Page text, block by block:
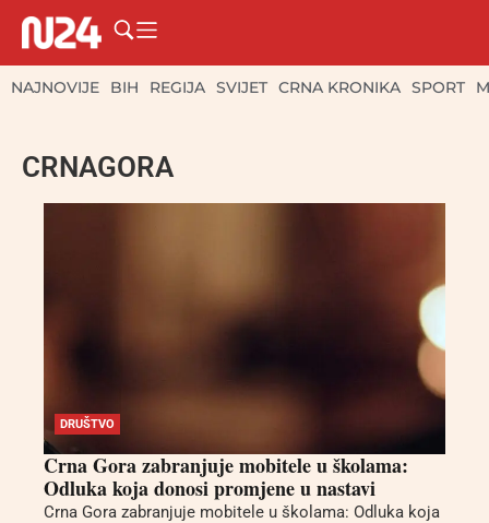
NAJNOVIJE BIH REGIJA SVIJET CRNA KRONIKA SPORT
CRNAGORA
DRUŠTVO
Crna Gora zabranjuje mobitele u školama:
Odluka koja donosi promjene u nastavi
Crna Gora zabranjuje mobitele u školama: Odluka koja